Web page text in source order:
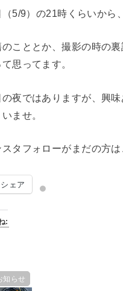
（5/9）の21時くらいから
のこととか、撮影の時の
思ってます。
の夜ではありますが、興
ませ。
スタフォローがまだの方
シェア
:
知らせ